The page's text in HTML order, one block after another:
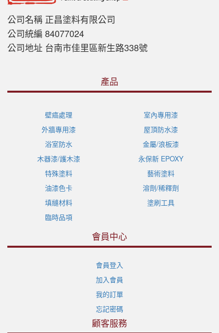
公司名稱 正昌塗料有限公司
公司統編 84077024
公司地址 台南市佳里區新生路338號
產品
壁癌處理
室內專用漆
外牆專用漆
屋頂防水漆
浴室防水
金屬/浪板漆
木器漆/護木漆
永保新 EPOXY
特殊塗料
藝術塗料
油漆色卡
溶劑/稀釋劑
填縫材料
塗刷工具
臨時品項
會員中心
會員登入
加入會員
我的訂單
忘記密碼
顧客服務